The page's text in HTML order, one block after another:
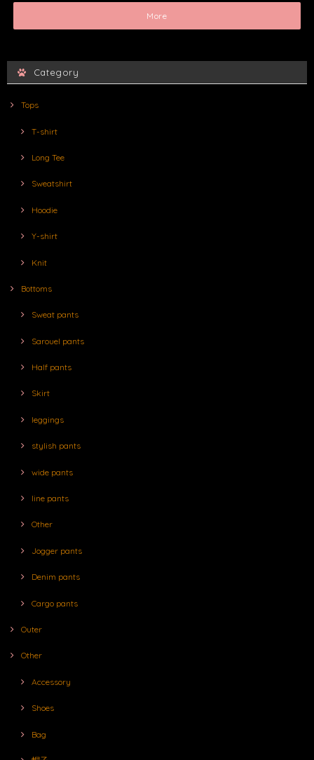
More
Category
Tops
T-shirt
Long Tee
Sweatshirt
Hoodie
Y-shirt
Knit
Bottoms
Sweat pants
Sarouel pants
Half pants
Skirt
leggings
stylish pants
wide pants
line pants
Other
Jogger pants
Denim pants
Cargo pants
Outer
Other
Accessory
Shoes
Bag